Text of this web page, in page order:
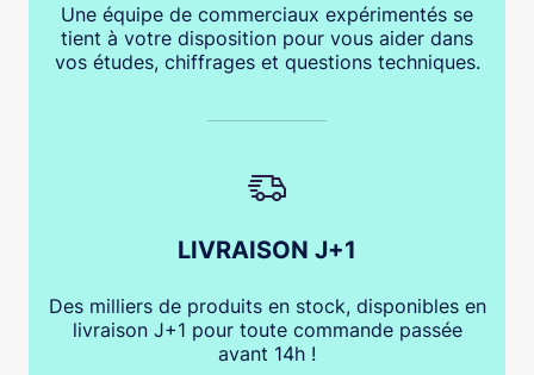
Une équipe de commerciaux expérimentés se
tient à votre disposition pour vous aider dans
vos études, chiffrages et questions techniques.
LIVRAISON J+1
Des milliers de produits en stock, disponibles en
livraison J+1 pour toute commande passée
avant 14h !